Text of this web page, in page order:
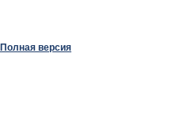
Полная версия